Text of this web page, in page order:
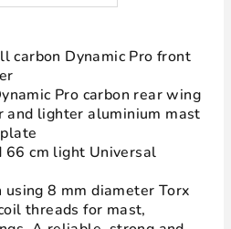
carbon Dynamic Pro front
Pro carbon rear wing
and lighter aluminium mast
66 cm light Universal
using 8 mm diameter Torx
threads for mast,